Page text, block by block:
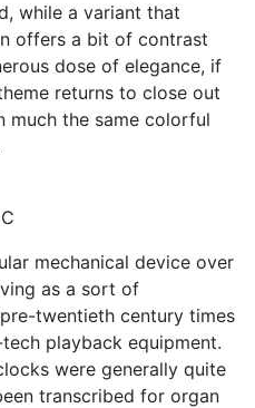
while a variant that
offers a bit of contrast
dose of elegance, if
returns to close out
the same colorful
mechanical device over
as a sort of
twentieth century times
playback equipment.
were generally quite
transcribed for organ